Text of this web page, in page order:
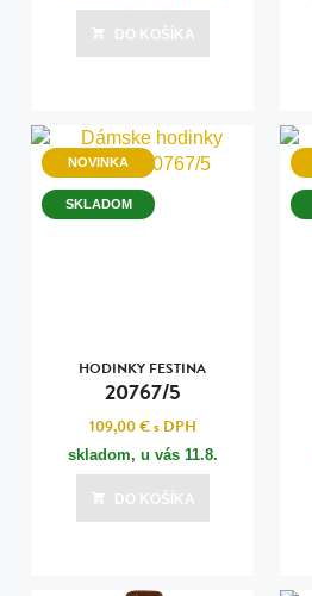
DO KOŠÍKA
NOVINKA
SKLADOM
HODINKY FESTINA
20767/5
109,00 €s DPH
skladom, u vás 11.8.
DO KOŠÍKA